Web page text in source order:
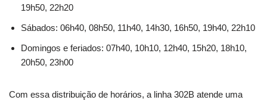
19h50, 22h20
Sábados: 06h40, 08h50, 11h40, 14h30, 16h50, 19h40, 22h10
Domingos e feriados: 07h40, 10h10, 12h40, 15h20, 18h10,
20h50, 23h00
Com essa distribuição de horários, a linha 302B atende uma